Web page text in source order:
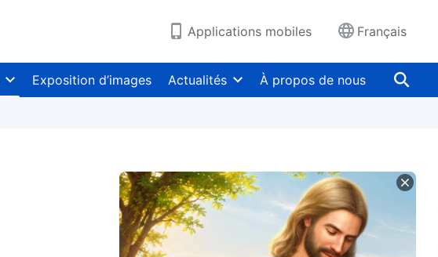
Applications mobiles Français
Exposition d’images Actualités À propos de nous